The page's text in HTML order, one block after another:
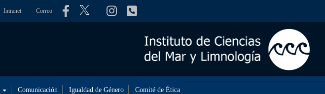
Intranet Correo
Comunicación Igualdad de Género Comité de Ética